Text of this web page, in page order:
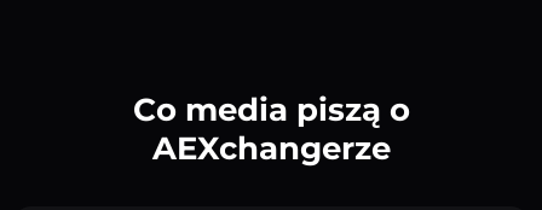
Co media piszą o
AEXchangerze